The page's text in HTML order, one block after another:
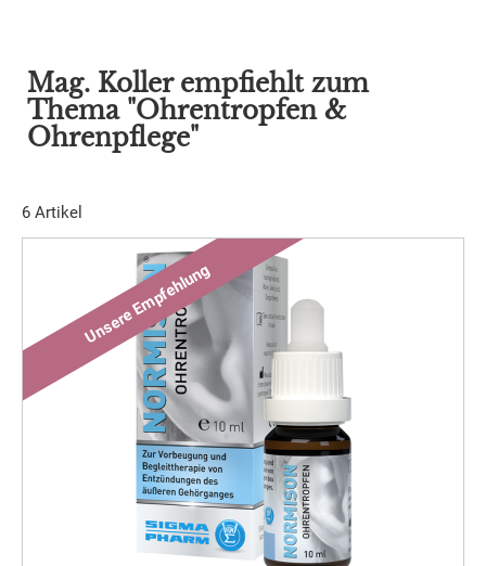
Mag. Koller empfiehlt zum
Thema "Ohrentropfen &
Ohrenpflege"
6 Artikel